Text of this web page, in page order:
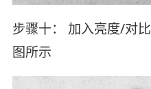
步骤十： 加入亮度/对
图所示